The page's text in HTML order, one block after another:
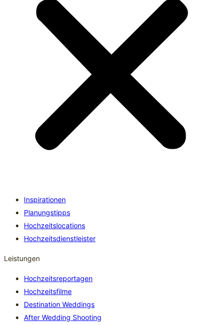
Inspirationen
Planungstipps
Hochzeitslocations
Hochzeitsdienstleister
Leistungen
Hochzeitsreportagen
Hochzeitsfilme
Destination Weddings
After Wedding Shooting